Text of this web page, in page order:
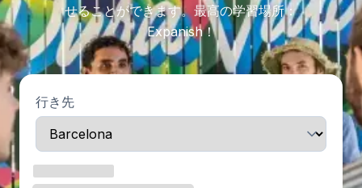
せることができます。最高の学習場所：
Expanish！
行き先